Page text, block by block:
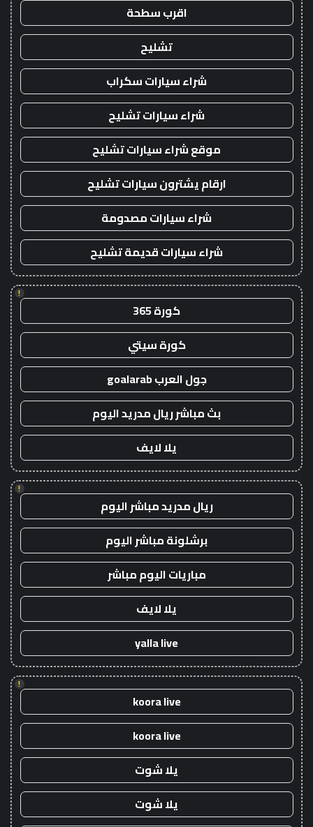
اقرب سطحة
تشليح
شراء سيارات سكراب
شراء سيارات تشليح
موقع شراء سيارات تشليح
ارقام يشترون سيارات تشليح
شراء سيارات مصدومة
شراء سيارات قديمة تشليح
!
كورة 365
كورة سيتي
جول العرب goalarab
بث مباشر ريال مدريد اليوم
يلا لايف
!
ريال مدريد مباشر اليوم
برشلونة مباشر اليوم
مباريات اليوم مباشر
يلا لايف
yalla live
!
koora live
koora live
يلا شوت
يلا شوت